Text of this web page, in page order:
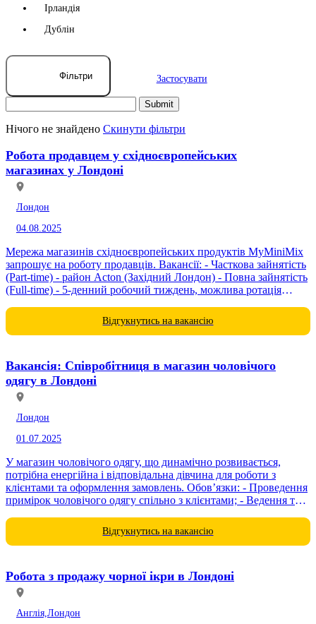
Ірландія
Дублін
Фільтри Застосувати
Нічого не знайдено Скинути фільтри
Робота продавцем у східноєвропейських
магазинах у Лондоні
Лондон
04.08.2025
Мережа магазинів східноєвропейських продуктів MyMiniMix
запрошує на роботу продавців. Вакансії: - Часткова зайнятість
(Part-time) - район Acton (Західний Лондон) - Повна зайнятість
(Full-time) - 5-денний робочий тиждень, можлива ротація
Відгукнутись на вакансію
Вакансія: Співробітниця в магазин чоловічого
одягу в Лондоні
Лондон
01.07.2025
У магазин чоловічого одягу, що динамічно розвивається,
потрібна енергійна і відповідальна дівчина для роботи з
клієнтами та оформлення замовлень. Обов’язки: - Проведення
примірок чоловічого одягу спільно з клієнтами; - Ведення та
Відгукнутись на вакансію
Робота з продажу чорної ікри в Лондоні
Англія, Лондон